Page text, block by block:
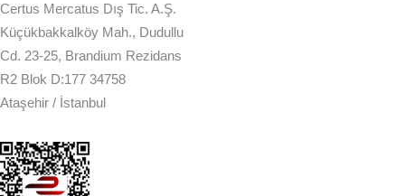
Certus Mercatus Dış Tic. A.Ş.
Küçükbakkalköy Mah., Dudullu
Cd. 23-25, Brandium Rezidans
R2 Blok D:177 34758
Ataşehir / İstanbul